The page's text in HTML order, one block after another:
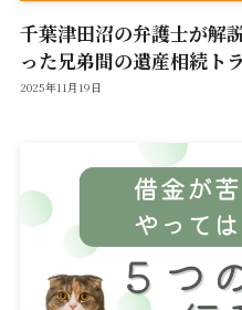
千葉津田沼の弁護士が解
った兄弟間の遺産相続ト
2025年11月19日